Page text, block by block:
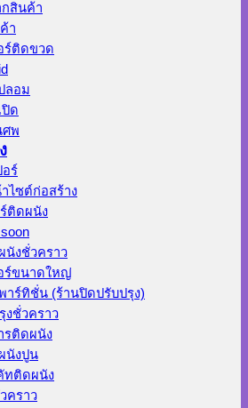
สินค้า
า
ร์ติดขวด
ลอม
ปิด
ศพ
อร์
ไซต์ก่อสร้าง
ติดผนัง
นังชั่วคราว
ร์ขนาดใหญ่
าร์ทิชั่น (ร้านปิดปรับปรุง)
งชั่วคราว
รติดผนัง
นังปูน
ทติดผนัง
คราว